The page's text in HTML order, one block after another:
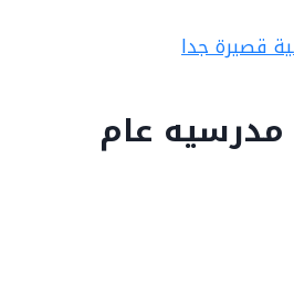
قصيرة جدا
مدرسيه عام